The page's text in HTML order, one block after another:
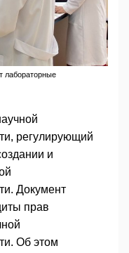
лабораторные
регулирующий
и
Документ
прав
Об этом